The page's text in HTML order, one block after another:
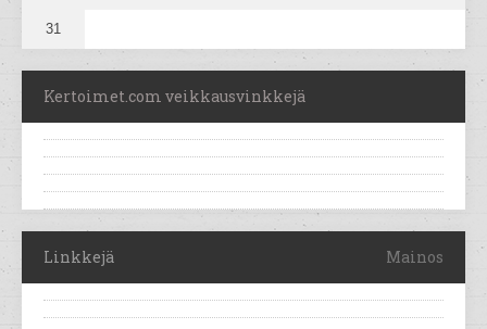
31
Kertoimet.com veikkausvinkkejä
Linkkejä Mainos